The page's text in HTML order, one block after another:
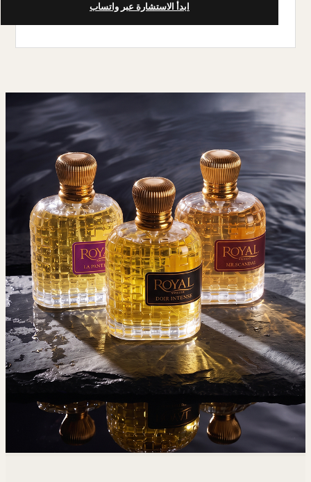
ابدأ الاستشارة عبر واتساب